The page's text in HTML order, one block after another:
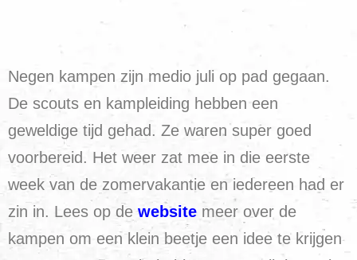
Negen kampen zijn medio juli op pad gegaan.
De scouts en kampleiding hebben een
geweldige tijd gehad. Ze waren super goed
voorbereid. Het weer zat mee in die eerste
week van de zomervakantie en iedereen had er
zin in. Lees op dewebsite meer over de
kampen om een klein beetje een idee te krijgen